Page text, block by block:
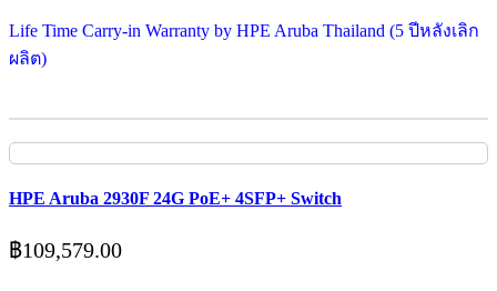
Life Time Carry-in Warranty by HPE Aruba Thailand (5 ปีหลังเลิก
ผลิต)
HPE Aruba 2930F 24G PoE+ 4SFP+ Switch
฿109,579.00